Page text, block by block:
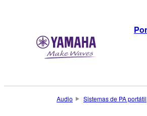
Audio Sistemas de PA portátil